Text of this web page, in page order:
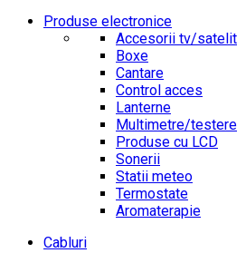
Produse electronice
Accesorii tv/satelit
Boxe
Cantare
Control acces
Lanterne
Multimetre/testere
Produse cu LCD
Sonerii
Statii meteo
Termostate
Aromaterapie
Cabluri